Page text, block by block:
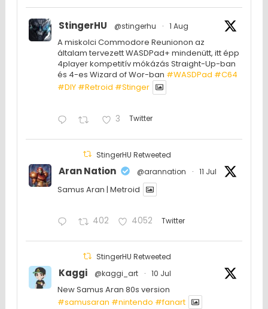
StingerHU @stingerhu · 1 Aug
A miskolci Commodore Reunionon az
általam tervezett WASDPad+ mindenütt, itt épp
4player kompetitív mókázás Straight-Up-ban
és 4-es Wizard of Wor-ban #WASDPad #C64
#DIY #Retroid #Stinger
3 Twitter
StingerHU Retweeted
Aran Nation @arannation · 11 Jul
Samus Aran | Metroid
402 4052 Twitter
StingerHU Retweeted
Kaggi @kaggi_art · 10 Jul
New Samus Aran 80s version
#samusaran #nintendo #fanartㅤㅤㅤㅤ